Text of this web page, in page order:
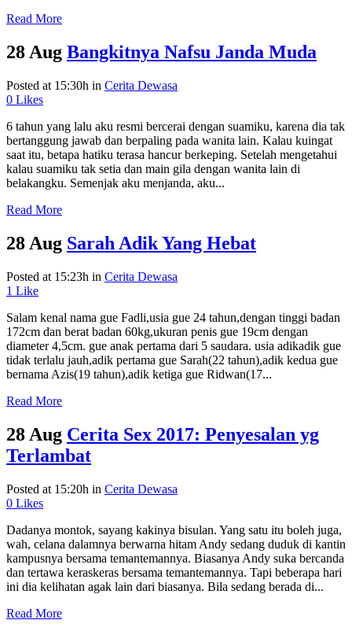
Read More
28 Aug Bangkitnya Nafsu Janda Muda
Posted at 15:30h in Cerita Dewasa
0 Likes
6 tahun yang lalu aku resmi bercerai dengan suamiku, karena dia tak
bertanggung jawab dan berpaling pada wanita lain. Kalau kuingat
saat itu, betapa hatiku terasa hancur berkeping. Setelah mengetahui
kalau suamiku tak setia dan main gila dengan wanita lain di
belakangku. Semenjak aku menjanda, aku...
Read More
28 Aug Sarah Adik Yang Hebat
Posted at 15:23h in Cerita Dewasa
1 Like
Salam kenal nama gue Fadli,usia gue 24 tahun,dengan tinggi badan
172cm dan berat badan 60kg,ukuran penis gue 19cm dengan
diameter 4,5cm. gue anak pertama dari 5 saudara. usia adikadik gue
tidak terlalu jauh,adik pertama gue Sarah(22 tahun),adik kedua gue
bernama Azis(19 tahun),adik ketiga gue Ridwan(17...
Read More
28 Aug Cerita Sex 2017: Penyesalan yg
Terlambat
Posted at 15:20h in Cerita Dewasa
0 Likes
Dadanya montok, sayang kakinya bisulan. Yang satu itu boleh juga,
wah, celana dalamnya berwarna hitam Andy sedang duduk di kantin
kampusnya bersama temantemannya. Biasanya Andy suka bercanda
dan tertawa keraskeras bersama temantemannya. Tapi beberapa hari
ini dia kelihatan agak lain dari biasanya. Bila sedang berada di...
Read More